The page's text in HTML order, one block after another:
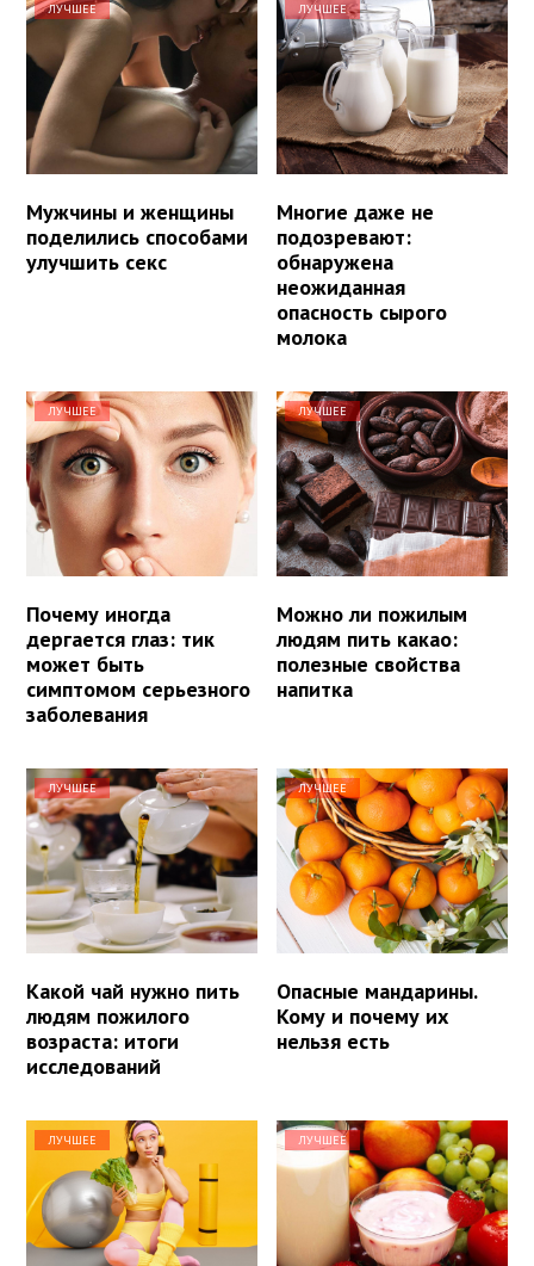
ЛУЧШЕЕ
Мужчины и женщины
поделились способами
улучшить секс
ЛУЧШЕЕ
Многие даже не
подозревают:
обнаружена
неожиданная
опасность сырого
молока
ЛУЧШЕЕ
Почему иногда
дергается глаз: тик
может быть
симптомом серьезного
заболевания
ЛУЧШЕЕ
Можно ли пожилым
людям пить какао:
полезные свойства
напитка
ЛУЧШЕЕ
Какой чай нужно пить
людям пожилого
возраста: итоги
исследований
ЛУЧШЕЕ
Опасные мандарины.
Кому и почему их
нельзя есть
ЛУЧШЕЕ ЛУЧШЕЕ